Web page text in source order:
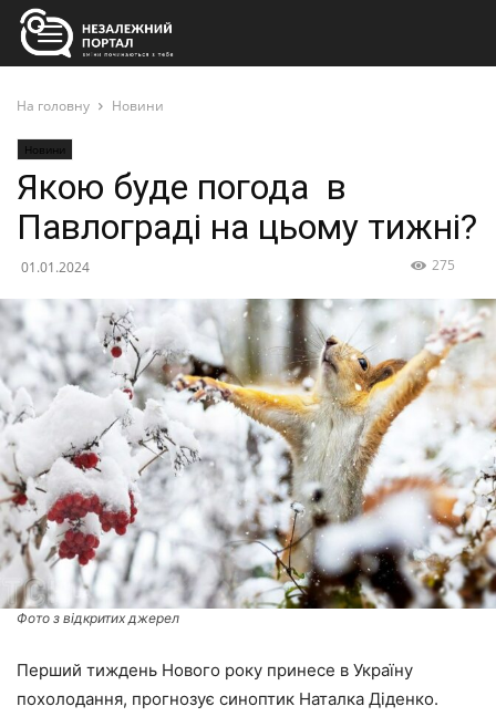
На головну Новини
Новини
Якою буде погода в
Павлограді на цьому тижні?
01.01.2024 275
Фото з відкритих джерел
Перший тиждень Нового року принесе в Україну
похолодання, прогнозує синоптик Наталка Діденко.